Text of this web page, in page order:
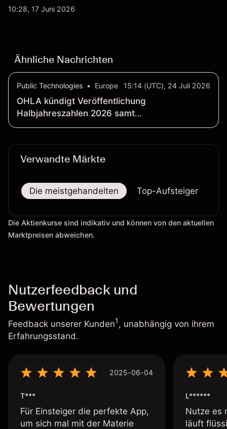
Aktienrückkäufe und Berichte über einen möglichen
10:28, 17 Juni 2026
Ähnliche Nachrichten
Public Technologies • Europe 15:14 (UTC), 24 Juli 2026
OHLA kündigt Veröffentlichung
Halbjahreszahlen 2026 samt
Analystenkonferenz an
Verwandte Märkte
Die meistgehandelten Top-Aufsteiger
Die Aktienkurse sind indikativ und können von den aktuellen
Marktpreisen abweichen.
Nutzerfeedback und
Bewertungen
Feedback unserer Kunden1, unabhängig von ihrem
Erfahrungsstand.
2025-06-04
T***
Für Einsteiger die perfekte App,
um sich mal mit der Materie
L******
Nutze es
läuft